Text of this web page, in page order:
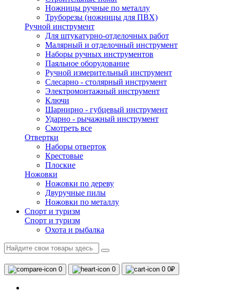
Ножницы ручные по металлу
Труборезы (ножницы для ПВХ)
Ручной инструмент
Для штукатурно-отделочных работ
Малярный и отделочный инструмент
Наборы ручных инструментов
Паяльное оборудование
Ручной измерительный инструмент
Слесарно - столярный инструмент
Электромонтажный инструмент
Ключи
Шарнирно - губцевый инструмент
Ударно - рычажный инструмент
Смотреть все
Отвертки
Наборы отверток
Крестовые
Плоские
Ножовки
Ножовки по дереву
Двуручные пилы
Ножовки по металлу
Спорт и туризм
Спорт и туризм
Охота и рыбалка
0 0 0 0₽